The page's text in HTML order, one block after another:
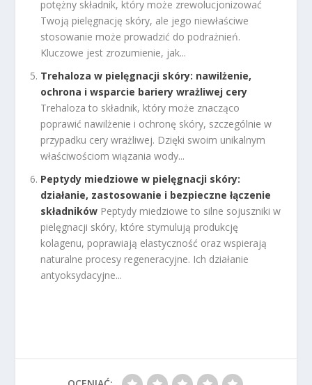
potężny składnik, który może zrewolucjonizować
Twoją pielęgnację skóry, ale jego niewłaściwe
stosowanie może prowadzić do podrażnień.
Kluczowe jest zrozumienie, jak...
Trehaloza w pielęgnacji skóry: nawilżenie,
ochrona i wsparcie bariery wrażliwej cery
Trehaloza to składnik, który może znacząco
poprawić nawilżenie i ochronę skóry, szczególnie w
przypadku cery wrażliwej. Dzięki swoim unikalnym
właściwościom wiązania wody...
Peptydy miedziowe w pielęgnacji skóry:
działanie, zastosowanie i bezpieczne łączenie
składników Peptydy miedziowe to silne sojuszniki w
pielęgnacji skóry, które stymulują produkcję
kolagenu, poprawiają elastyczność oraz wspierają
naturalne procesy regeneracyjne. Ich działanie
antyoksydacyjne...